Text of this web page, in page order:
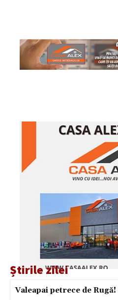
Știrile zilei
Valeapai petrece de Rugă!